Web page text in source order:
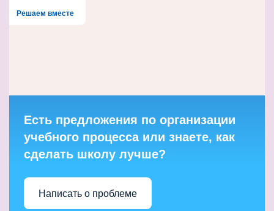
Решаем вместе
Есть предложения по организации
учебного процесса или знаете, как
сделать школу лучше?
Написать о проблеме